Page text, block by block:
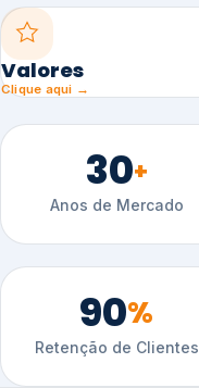
Valores
Clique aqui →
30+
Anos de Mercado
90%
Retenção de Clientes